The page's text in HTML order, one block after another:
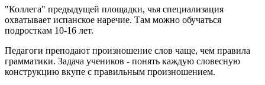
"Коллега" предыдущей площадки, чья специализация
охватывает испанское наречие. Там можно обучаться
подросткам 10-16 лет.
Педагоги преподают произношение слов чаще, чем правила
грамматики. Задача учеников - понять каждую словесную
конструкцию вкупе с правильным произношением.